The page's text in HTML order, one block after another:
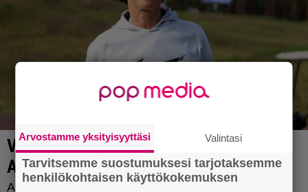
Arvostamme yksityisyyttäsi Valintasi
Tarvitsemme suostumuksesi tarjotaksemme
henkilökohtaisen käyttökokemuksen